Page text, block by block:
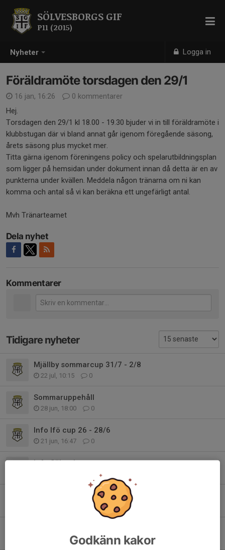
Nyheter Logga in
SÖLVESBORGS GIF
P11 (2015)
Föräldramöte torsdagen den 29/1
16 jan, 16:26
0 kommentarer
Hej.
Torsdagen den 29/1 kl 18.00 - 19.30 bjuder vi in till föräldramöte i
klubbstugan där vi bland annat går igenom föregående säsong,
årets säsong plus mycket mer.
Titta gärna igenom föreningens policy och spelarutbildningsplan
som ligger på hemsidan under dokument innan då detta är en av
punkterna under kvällen. Meddela någon tränarna om ni kan
komma och antal så vi kan beräkna ett ungefärligt antal.
Mvh Tränarteamet
Dela nyhet
Kommentarer
Tidigare nyheter
Mjällby sommarcup 31/7 - 2/8
22 jul, 10:15 0
Sommaruppehåll
28 jun, 18:00 0
Info Ifö cup 26 - 28/6
21 jun, 16:47 0
Info Sölvesborgscupen
1 apr, 06:27 0
Godkänn kakor